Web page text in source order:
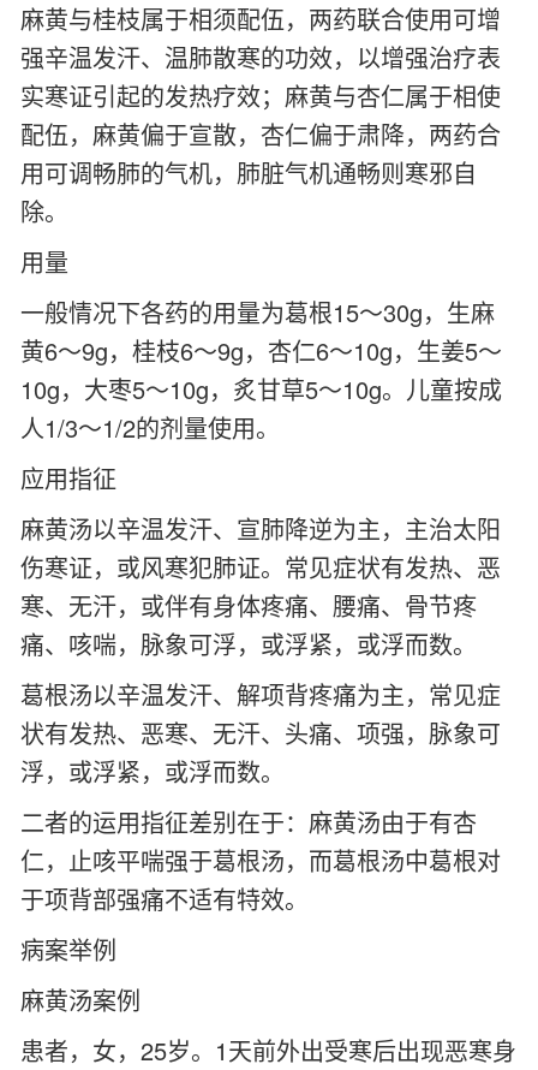
麻黄与桂枝属于相须配伍，两药联合使用可增
强辛温发汗、温肺散寒的功效，以增强治疗表
实寒证引起的发热疗效；麻黄与杏仁属于相使
配伍，麻黄偏于宣散，杏仁偏于肃降，两药合
用可调畅肺的气机，肺脏气机通畅则寒邪自
除。
用量
一般情况下各药的用量为葛根15～30g，生麻
黄6～9g，桂枝6～9g，杏仁6～10g，生姜5～
10g，大枣5～10g，炙甘草5～10g。儿童按成
人1/3～1/2的剂量使用。
应用指征
麻黄汤以辛温发汗、宣肺降逆为主，主治太阳
伤寒证，或风寒犯肺证。常见症状有发热、恶
寒、无汗，或伴有身体疼痛、腰痛、骨节疼
痛、咳喘，脉象可浮，或浮紧，或浮而数。
葛根汤以辛温发汗、解项背疼痛为主，常见症
状有发热、恶寒、无汗、头痛、项强，脉象可
浮，或浮紧，或浮而数。
二者的运用指征差别在于：麻黄汤由于有杏
仁，止咳平喘强于葛根汤，而葛根汤中葛根对
于项背部强痛不适有特效。
病案举例
麻黄汤案例
患者，女，25岁。1天前外出受寒后出现恶寒身